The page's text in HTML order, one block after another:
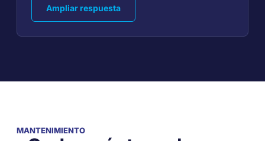
Ampliar respuesta
MANTENIMIENTO